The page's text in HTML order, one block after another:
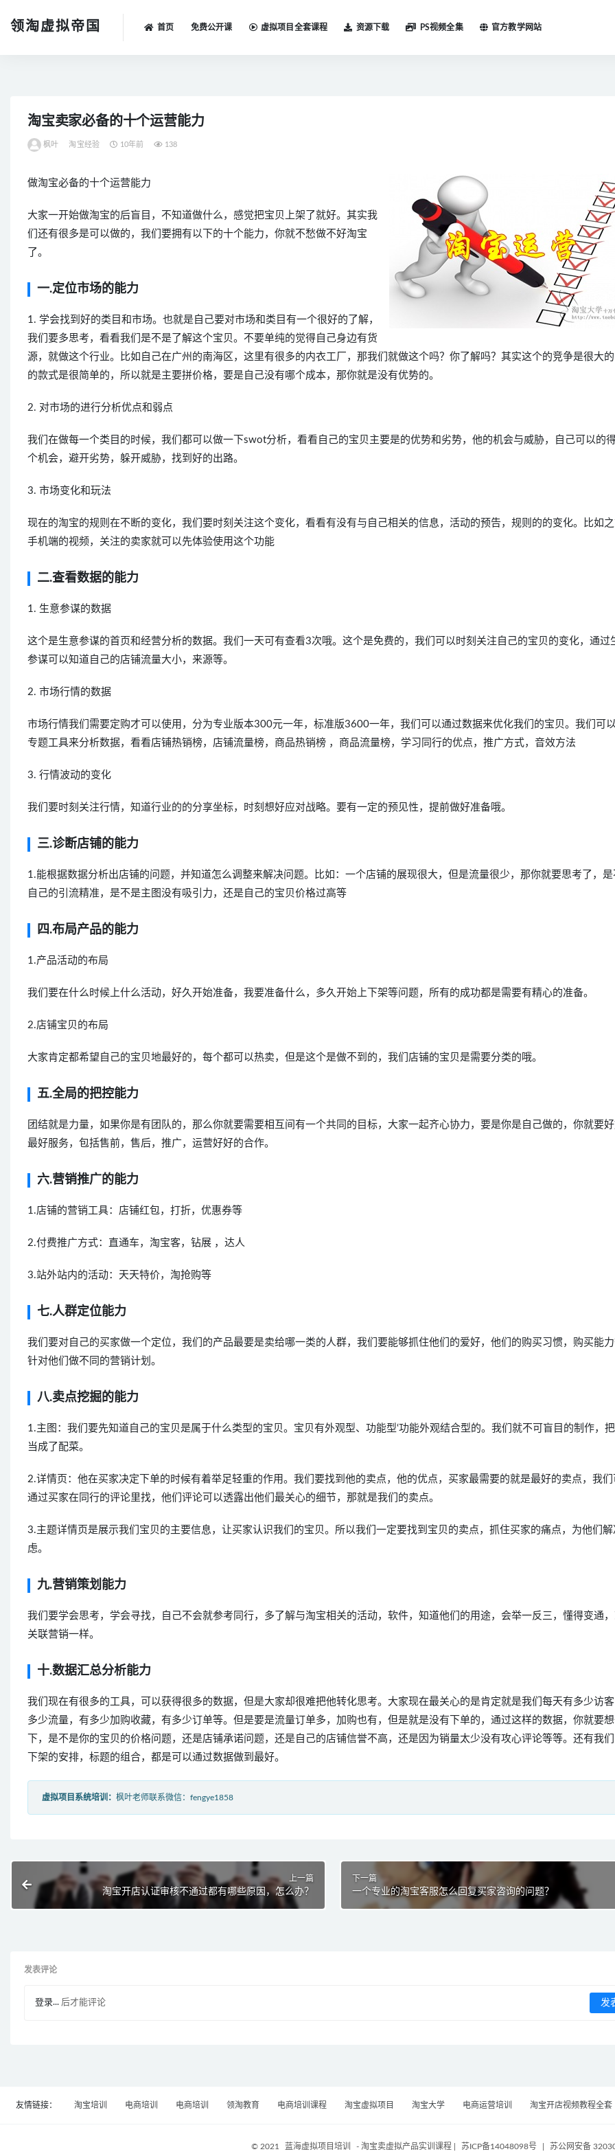
领淘虚拟帝国 首页 免费公开课 虚拟项目全套课程 资源下载 PS视频全集 官方教学网站
淘宝卖家必备的十个运营能力
枫叶 淘宝经验 10年前 138
做淘宝必备的十个运营能力
大家一开始做淘宝的后盲目，不知道做什么，感觉把宝贝上架了就好。其实我
们还有很多是可以做的，我们要拥有以下的十个能力，你就不愁做不好淘宝
了。
一.定位市场的能力
1. 学会找到好的类目和市场。也就是自己要对市场和类目有一个很好的了解，
我们要多思考，看看我们是不是了解这个宝贝。不要单纯的觉得自己身边有货
源，就做这个行业。比如自己在广州的南海区，这里有很多的内衣工厂，那我们就做这个吗？你了解吗？其实这个的竞争是很大
的款式是很简单的，所以就是主要拼价格，要是自己没有哪个成本，那你就是没有优势的。
2. 对市场的进行分析优点和弱点
我们在做每一个类目的时候，我们都可以做一下swot分析，看看自己的宝贝主要是的优势和劣势，他的机会与威胁，自己可以的
个机会，避开劣势，躲开威胁，找到好的出路。
3. 市场变化和玩法
现在的淘宝的规则在不断的变化，我们要时刻关注这个变化，看看有没有与自己相关的信息，活动的预告，规则的的变化。比如
手机端的视频，关注的卖家就可以先体验使用这个功能
二.查看数据的能力
1. 生意参谋的数据
这个是生意参谋的首页和经营分析的数据。我们一天可有查看3次哦。这个是免费的，我们可以时刻关注自己的宝贝的变化，通过
参谋可以知道自己的店铺流量大小，来源等。
2. 市场行情的数据
市场行情我们需要定购才可以使用，分为专业版本300元一年，标准版3600一年，我们可以通过数据来优化我们的宝贝。我们可
专题工具来分析数据，看看店铺热销榜，店铺流量榜，商品热销榜 ，商品流量榜，学习同行的优点，推广方式，音效方法
3. 行情波动的变化
我们要时刻关注行情，知道行业的的分享坐标，时刻想好应对战略。要有一定的预见性，提前做好准备哦。
三.诊断店铺的能力
1.能根据数据分析出店铺的问题，并知道怎么调整来解决问题。比如：一个店铺的展现很大，但是流量很少，那你就要思考了，是
自己的引流精准，是不是主图没有吸引力，还是自己的宝贝价格过高等
四.布局产品的能力
1.产品活动的布局
我们要在什么时候上什么活动，好久开始准备，我要准备什么，多久开始上下架等问题，所有的成功都是需要有精心的准备。
2.店铺宝贝的布局
大家肯定都希望自己的宝贝地最好的，每个都可以热卖，但是这个是做不到的，我们店铺的宝贝是需要分类的哦。
五.全局的把控能力
团结就是力量，如果你是有团队的，那么你就要需要相互间有一个共同的目标，大家一起齐心协力，要是你是自己做的，你就要
最好服务，包括售前，售后，推广，运营好好的合作。
六.营销推广的能力
1.店铺的营销工具：店铺红包，打折，优惠券等
2.付费推广方式：直通车，淘宝客，钻展 ，达人
3.站外站内的活动：天天特价，淘抢购等
七.人群定位能力
我们要对自己的买家做一个定位，我们的产品最要是卖给哪一类的人群，我们要能够抓住他们的爱好，他们的购买习惯，购买能
针对他们做不同的营销计划。
八.卖点挖掘的能力
1.主图：我们要先知道自己的宝贝是属于什么类型的宝贝。宝贝有外观型、功能型‘功能外观结合型的。我们就不可盲目的制作，
当成了配菜。
2.详情页：他在买家决定下单的时候有着举足轻重的作用。我们要找到他的卖点，他的优点，买家最需要的就是最好的卖点，我们
通过买家在同行的评论里找，他们评论可以透露出他们最关心的细节，那就是我们的卖点。
3.主题详情页是展示我们宝贝的主要信息，让买家认识我们的宝贝。所以我们一定要找到宝贝的卖点，抓住买家的痛点，为他们解
虑。
九.营销策划能力
我们要学会思考，学会寻找，自己不会就参考同行，多了解与淘宝相关的活动，软件，知道他们的用途，会举一反三，懂得变通
关联营销一样。
十.数据汇总分析能力
我们现在有很多的工具，可以获得很多的数据，但是大家却很难把他转化思考。大家现在最关心的是肯定就是我们每天有多少访
多少流量，有多少加购收藏，有多少订单等。但是要是流量订单多，加购也有，但是就是没有下单的，通过这样的数据，你就要
下，是不是你的宝贝的价格问题，还是店铺承诺问题，还是自己的店铺信誉不高，还是因为销量太少没有攻心评论等等。还有我
下架的安排，标题的组合，都是可以通过数据做到最好。
虚拟项目系统培训： 枫叶老师联系微信：fengye1858
上一篇
淘宝开店认证审核不通过都有哪些原因，怎么办？
下一篇
一个专业的淘宝客服怎么回复买家咨询的问题？
发表评论
登录... 后才能评论
友情链接： 淘宝培训 电商培训 电商培训 领淘教育 电商培训课程 淘宝虚拟项目 淘宝大学 电商运营培训 淘宝开店视频教程全套
© 2021 蓝海虚拟项目培训 - 淘宝卖虚拟产品实训课程| 苏ICP备14048098号 苏公网安备